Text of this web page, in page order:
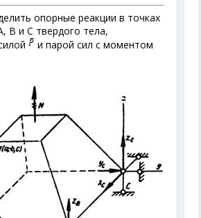
опорные реакции в точках
В и С твердого тела,
и парой сил с моментом